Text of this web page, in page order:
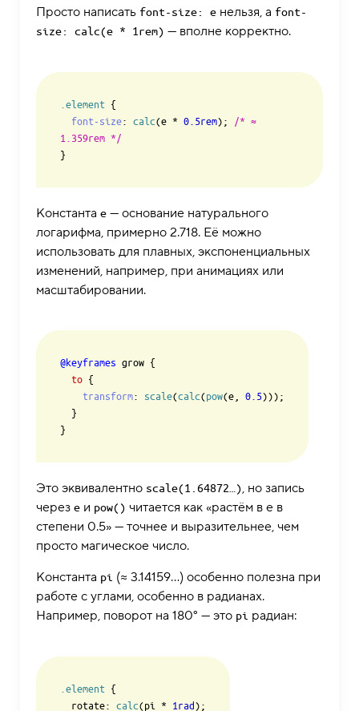
Просто написать font-size: e нельзя, а font-
size: calc(e * 1rem) — вполне корректно.
.element {
font-size: calc(e * 0.5rem);
/* ≈
1.359rem */
Константа e — основание натурального
логарифма, примерно 2.718. Её можно
использовать для плавных, экспоненциальных
изменений, например, при анимациях или
масштабировании.
@keyframes grow {
to {
transform: scale(calc(pow(e, 0.5)));
Это эквивалентно scale(1.64872…), но запись
через e и pow() читается как «растём в e в
степени 0.5» — точнее и выразительнее, чем
просто магическое число.
Константа pi (≈ 3.14159…) особенно полезна при
работе с углами, особенно в радианах.
Например, поворот на 180° — это pi радиан:
.element {
  rotate:
calc(pi * 1rad );